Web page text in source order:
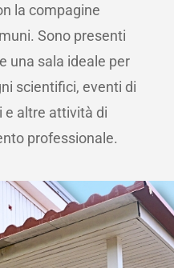
la compagine
Sono presenti
una sala ideale per
scientifici, eventi di
e altre attività di
professionale.